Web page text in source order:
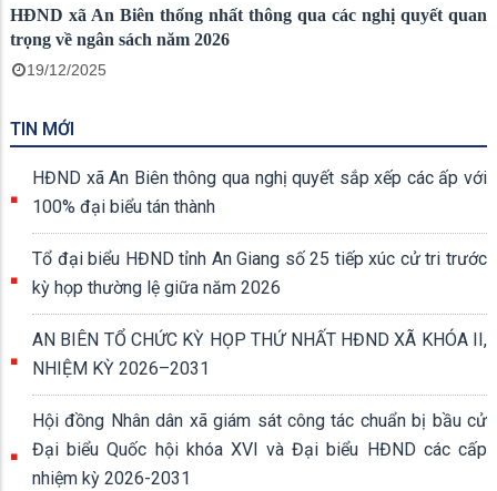
HĐND xã An Biên thống nhất thông qua các nghị quyết quan
trọng về ngân sách năm 2026
19/12/2025
TIN MỚI
HĐND xã An Biên thông qua nghị quyết sắp xếp các ấp với
100% đại biểu tán thành
Tổ đại biểu HĐND tỉnh An Giang số 25 tiếp xúc cử tri trước
kỳ họp thường lệ giữa năm 2026
AN BIÊN TỔ CHỨC KỲ HỌP THỨ NHẤT HĐND XÃ KHÓA II,
NHIỆM KỲ 2026–2031
Hội đồng Nhân dân xã giám sát công tác chuẩn bị bầu cử
Đại biểu Quốc hội khóa XVI và Đại biểu HĐND các cấp
nhiệm kỳ 2026-2031